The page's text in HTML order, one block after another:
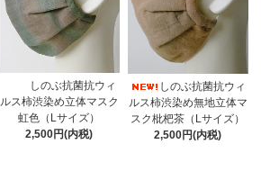
しのぶ抗菌抗ウィ
ルス柿渋染め立体マスク
虹色（Lサイズ）
2,500円(内税)
しのぶ抗菌抗ウィ
ルス柿渋染め無地立体マ
スク枇杷茶（Lサイズ）
2,500円(内税)